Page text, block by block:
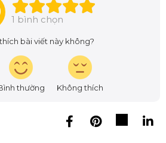
1 bình chọn
bài viết này không?
thường Không thích